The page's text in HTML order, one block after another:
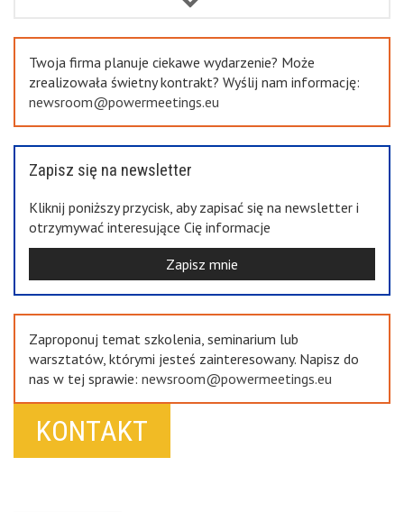
Twoja firma planuje ciekawe wydarzenie? Może
zrealizowała świetny kontrakt? Wyślij nam informację:
newsroom@powermeetings.eu
Zapisz się na newsletter
Kliknij poniższy przycisk, aby zapisać się na newsletter i
otrzymywać interesujące Cię informacje
Zapisz mnie
Zaproponuj temat szkolenia, seminarium lub
warsztatów, którymi jesteś zainteresowany. Napisz do
nas w tej sprawie: newsroom@powermeetings.eu
KONTAKT